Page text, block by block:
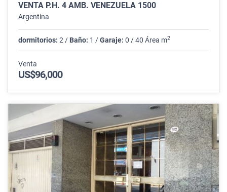
VENTA P.H. 4 AMB. VENEZUELA 1500
Argentina
dormitorios: 2 / Baño: 1 /Garaje: 0 / 40 Área m2
Venta
US$96,000